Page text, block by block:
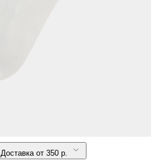
Доставка от 350 р.